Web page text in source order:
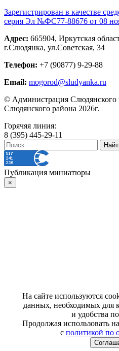
Зарегистрирован в качестве
серия Эл №ФС77-88676 от 08
Адрес: 665904, Иркутская
г.Слюдянка, ул.Советская, 34
Телефон: +7 (90877) 9-29-88
Email: mogorod@sludyanka.ru
© Администрация Слюдянского
Слюдянского района 2026г.
Горячяя линия:
8 (395) 445-29-11
Публикация миниатюры
×
На сайте используются
данных, необходимых для
и удобства
Продолжая использовать
с политикой по